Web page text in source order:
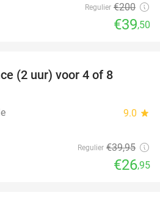
Regulier €200
€39,50
(2 uur) voor 4 of 8
9.0 star
Regulier €39,95
€26,95